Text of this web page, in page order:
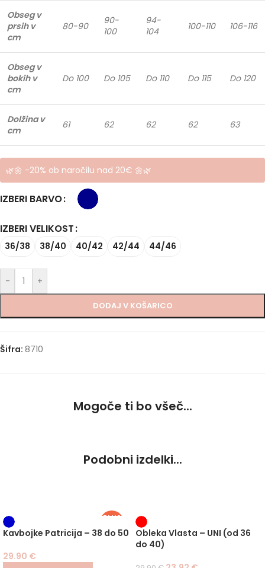
Obseg v
prsih v
cm
80-90
90-
100
94-
104
100-110 106-116
Obseg v
bokih v
cm
Do 100 Do 105 Do 110 Do 115 Do 120
Dolžina v
cm
61 62 62 62 63
🌿🌼 -20% ob naročilu nad 20€ 🌼🌿
IZBERI BARVO
IZBERI VELIKOST
36/38 38/40 40/42 42/44 44/46
- +
DODAJ V KOŠARICO
Šifra: 8710
Mogoče ti bo všeč...
Podobni izdelki...
PLUS
Kavbojke Patricija – 38 do 50
29.90 €
-20%
Obleka Vlasta – UNI (od 36
do 40)